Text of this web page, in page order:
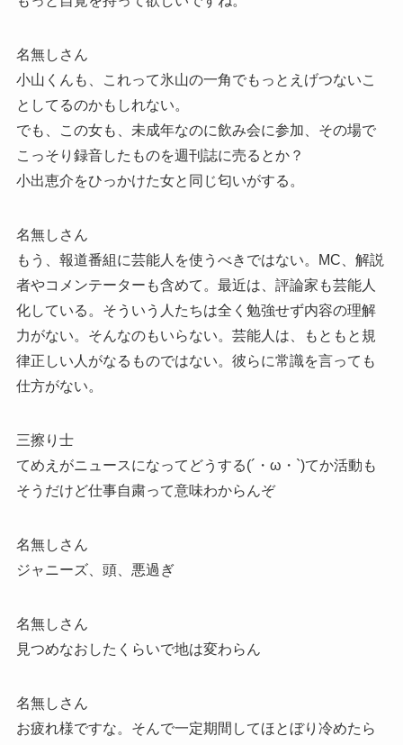
名無しさん
小山くんも、これって氷山の一角でもっとえげつないこ
としてるのかもしれない。
でも、この女も、未成年なのに飲み会に参加、その場で
こっそり録音したものを週刊誌に売るとか？
小出恵介をひっかけた女と同じ匂いがする。
名無しさん
もう、報道番組に芸能人を使うべきではない。MC、解説
者やコメンテーターも含めて。最近は、評論家も芸能人
化している。そういう人たちは全く勉強せず内容の理解
力がない。そんなのもいらない。芸能人は、もともと規
律正しい人がなるものではない。彼らに常識を言っても
仕方がない。
三擦り士
てめえがニュースになってどうする(´・ω・`)てか活動も
そうだけど仕事自粛って意味わからんぞ
名無しさん
ジャニーズ、頭、悪過ぎ
名無しさん
見つめなおしたくらいで地は変わらん
名無しさん
お疲れ様ですな。そんで一定期間してほとぼり冷めたら